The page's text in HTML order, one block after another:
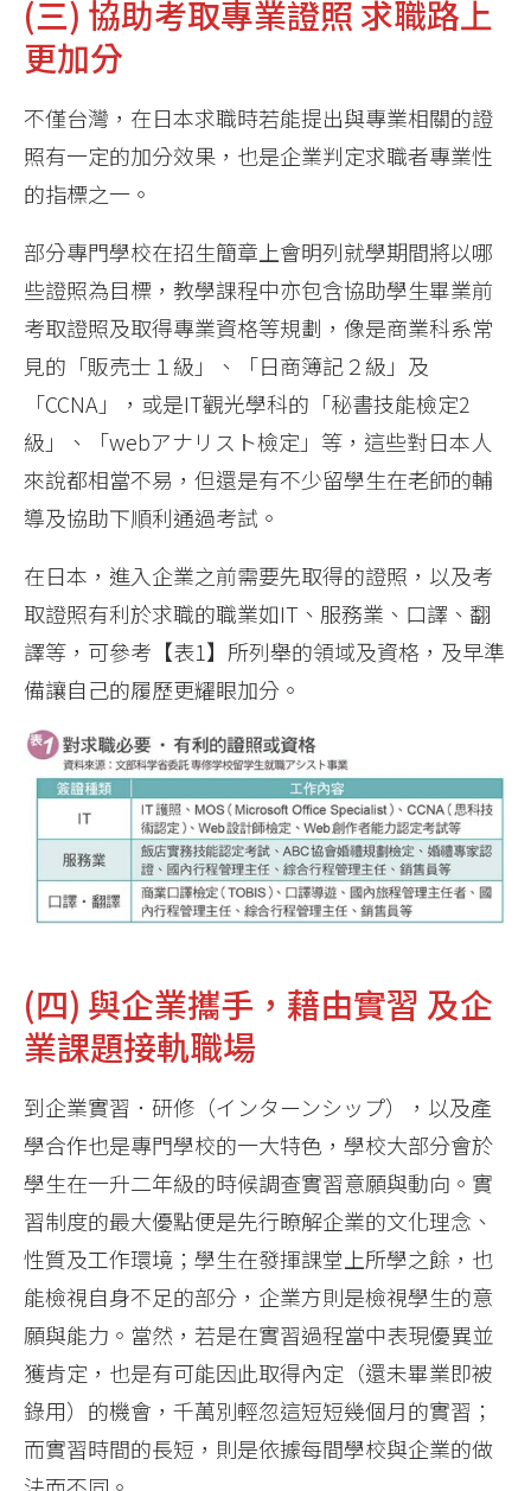
(三) 協助考取專業證照 求職路上
更加分
不僅台灣，在日本求職時若能提出與專業相關的證
照有一定的加分效果，也是企業判定求職者專業性
的指標之一。
部分專門學校在招生簡章上會明列就學期間將以哪
些證照為目標，教學課程中亦包含協助學生畢業前
考取證照及取得專業資格等規劃，像是商業科系常
見的「販売士１級」、「日商簿記２級」及
「CCNA」，或是IT觀光學科的「秘書技能檢定2
級」、「webアナリスト檢定」等，這些對日本人
來說都相當不易，但還是有不少留學生在老師的輔
導及協助下順利通過考試。
在日本，進入企業之前需要先取得的證照，以及考
取證照有利於求職的職業如IT、服務業、口譯、翻
譯等，可參考【表1】所列舉的領域及資格，及早準
備讓自己的履歷更耀眼加分。
(四) 與企業攜手，藉由實習 及企
業課題接軌職場
到企業實習．研修（インターンシップ），以及產
學合作也是專門學校的一大特色，學校大部分會於
學生在一升二年級的時候調查實習意願與動向。實
習制度的最大優點便是先行瞭解企業的文化理念、
性質及工作環境；學生在發揮課堂上所學之餘，也
能檢視自身不足的部分，企業方則是檢視學生的意
願與能力。當然，若是在實習過程當中表現優異並
獲肯定，也是有可能因此取得內定（還未畢業即被
錄用）的機會，千萬別輕忽這短短幾個月的實習；
而實習時間的長短，則是依據每間學校與企業的做